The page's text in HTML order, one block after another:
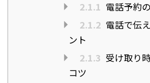
2.1.1 電話予約
2.1.2 電話で伝
ント
2.1.3 受け取り
コツ